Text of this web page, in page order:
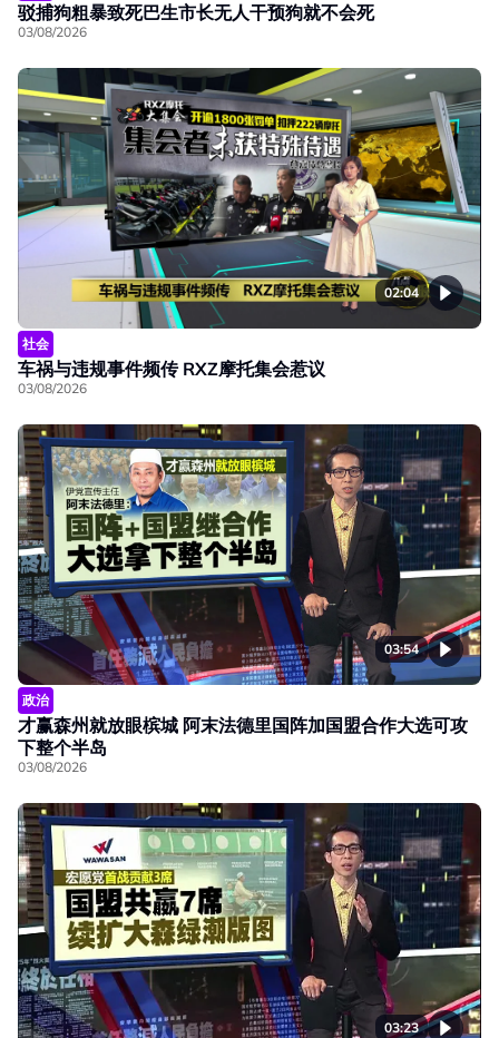
驳捕狗粗暴致死巴生市长无人干预狗就不会死
03/08/2026
02:04
社会
车祸与违规事件频传 RXZ摩托集会惹议
03/08/2026
03:54
政治
才赢森州就放眼槟城 阿末法德里国阵加国盟合作大选可攻
下整个半岛
03/08/2026
03:23